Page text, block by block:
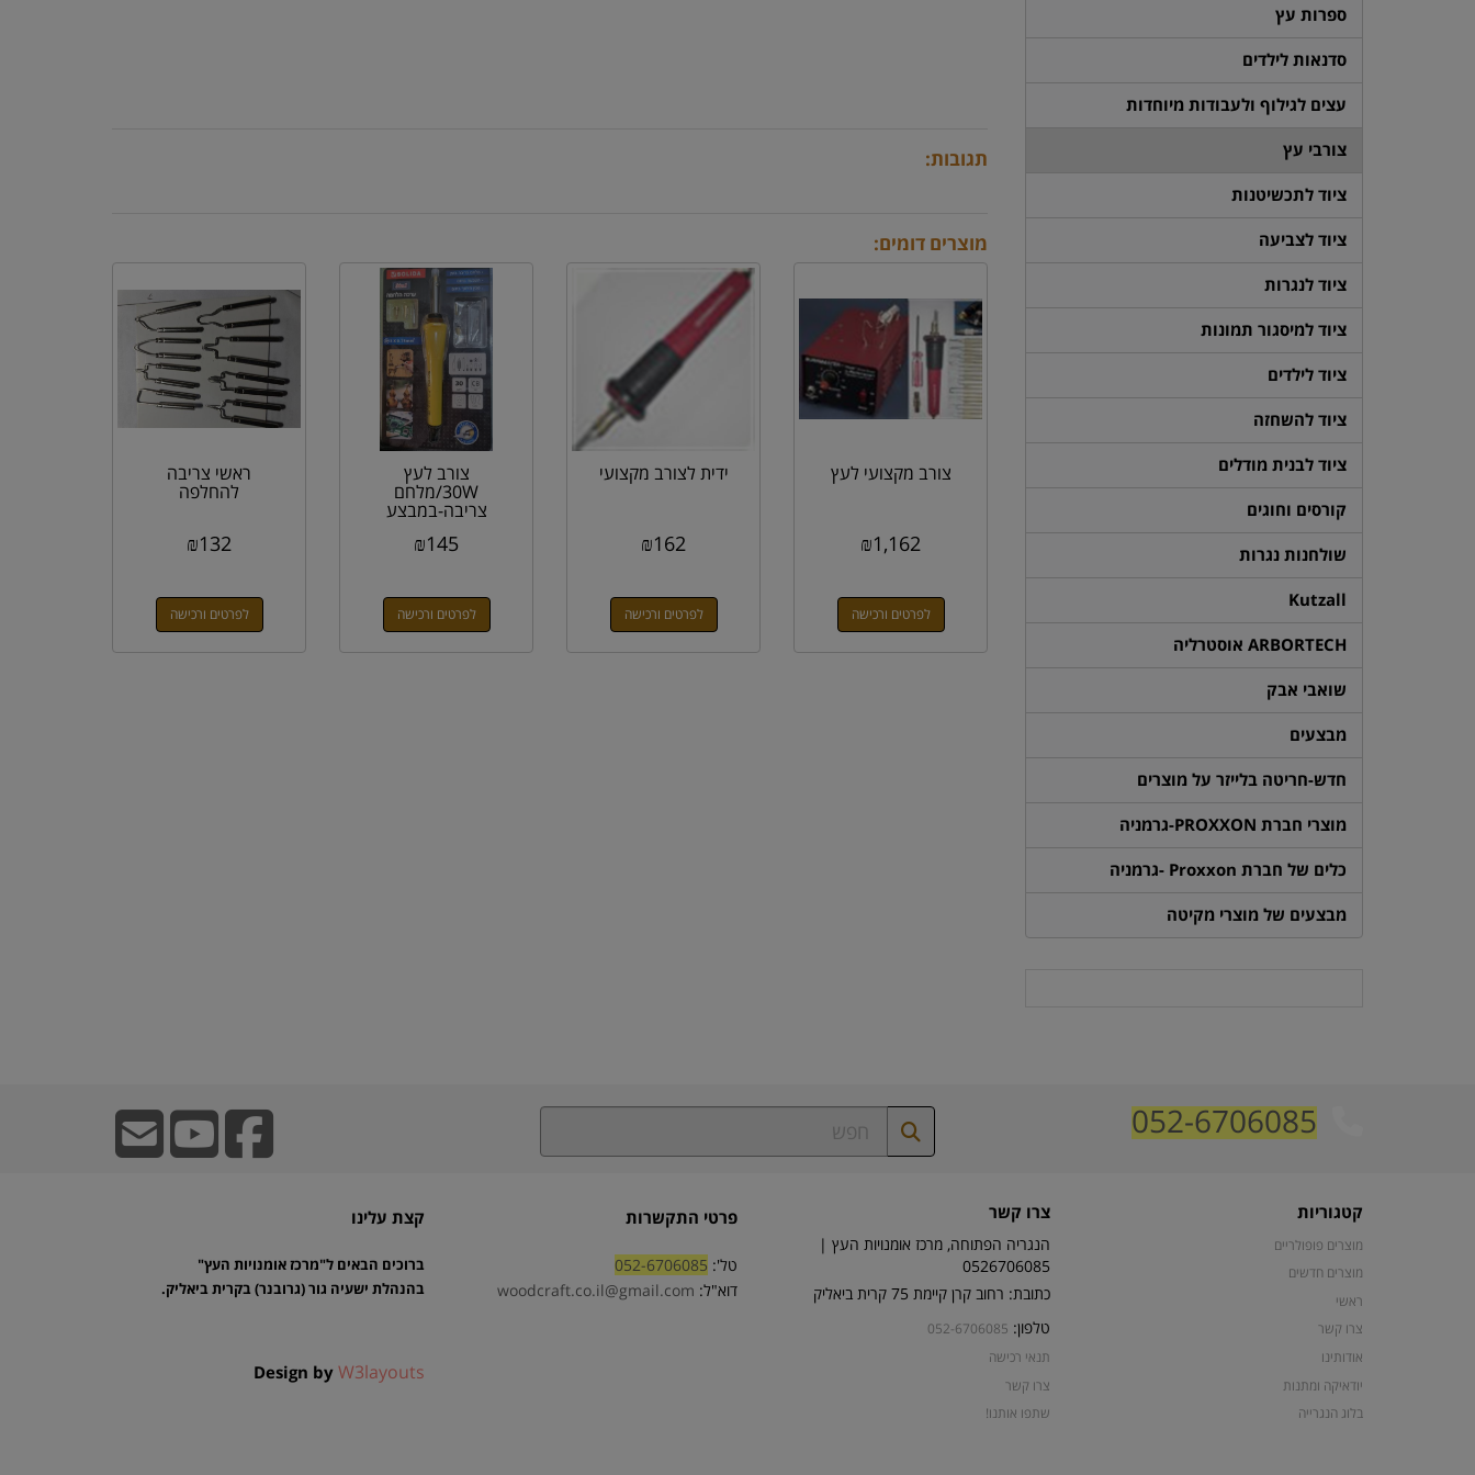
תגובות:
מוצרים דומים:
צורב מקצועי לעץ
₪1,162
לפרטים ורכישה
ידית לצורב מקצועי
₪162
לפרטים ורכישה
צורב לעץ
30W/מלחם
צריבה-במבצע
₪145
לפרטים ורכישה
ראשי צריבה
להחלפה
₪132
לפרטים ורכישה
ספרות עץ
סדנאות לילדים
עצים לגילוף ולעבודות מיוחדות
צורבי עץ
ציוד לתכשיטנות
ציוד לצביעה
ציוד לנגרות
ציוד למיסגור תמונות
ציוד לילדים
ציוד להשחזה
ציוד לבנית מודלים
קורסים וחוגים
שולחנות נגרות
Kutzall
ARBORTECH אוסטרליה
שואבי אבק
מבצעים
חדש-חריטה בלייזר על מוצרים
מוצרי חברת PROXXON-גרמניה
כלים של חברת Proxxon -גרמניה
מבצעים של מוצרי מקיטה
052-6706085
קטגוריות
מוצרים פופולריים
מוצרים חדשים
ראשי
צרו קשר
אודותינו
יודאיקה ומתנות
בלוג הנגרייה
צרו קשר
הנגריה הפתוחה, מרכז אומנויות העץ |
0526706085
כתובת: רחוב קרן קיימת 75 קרית ביאליק
טלפון: 052-6706085
תנאי רכישה
צרו קשר
שתפו אותנו!
פרטי התקשרות
טל': 052-6706085
דוא"ל: woodcraft.co.il@gmail.com
קצת עלינו
ברוכים הבאים ל"מרכז אומנויות העץ"
בהנהלת ישעיה גור (גרובנר) בקרית ביאליק.
Design by W3layouts